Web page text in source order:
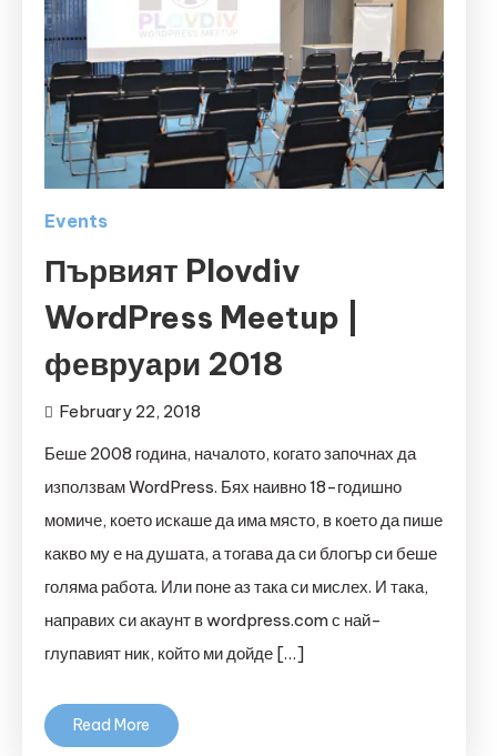
Events
Първият Plovdiv
WordPress Meetup |
февруари 2018
February 22, 2018
Беше 2008 година, началото, когато започнах да
използвам WordPress. Бях наивно 18-годишно
момиче, което искаше да има място, в което да пише
какво му е на душата, а тогава да си блогър си беше
голяма работа. Или поне аз така си мислех. И така,
направих си акаунт в wordpress.com с най-
глупавият ник, който ми дойде […]
Read More